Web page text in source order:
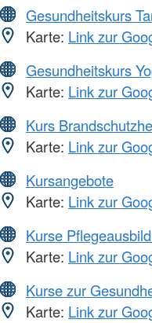
Gesundheitskurs
Karte: Link zur
Gesundheitskurs
Karte: Link zur
Kurs
Karte: Link zur
Kursangebote
Karte: Link zur
Kurse
Karte: Link zur
Kurse zur
Karte: Link zur